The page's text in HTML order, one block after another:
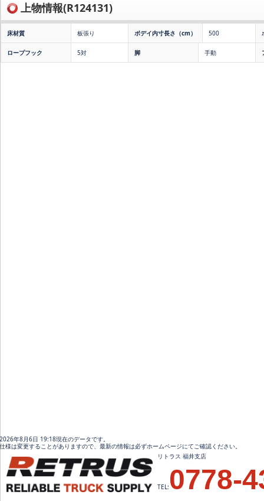
上物情報(R124131)
床材質 板張り ボデイ内寸長さ（cm） 500
ロープフック 5対 脚 手動
2026年8月6日 19:18現在のデータです。
仕様は変更することがありますので、最新の情報は必ずホームページにてご確認ください。
リトラス 福井支店
TEL: 0778-